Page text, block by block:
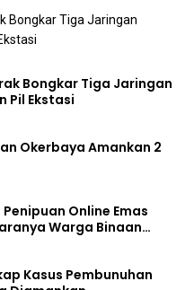
Bongkar Tiga Jaringan
Pil Ekstasi
Okerbaya Amankan 2
Online Emas
Warga Binaan
Kasus Pembunuhan